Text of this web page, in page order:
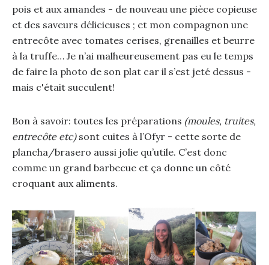
pois et aux amandes - de nouveau une pièce copieuse
et des saveurs délicieuses ; et mon compagnon une
entrecôte avec tomates cerises, grenailles et beurre
à la truffe… Je n’ai malheureusement pas eu le temps
de faire la photo de son plat car il s’est jeté dessus -
mais c'était succulent!
Bon à savoir: toutes les préparations (moules, truites,
entrecôte etc)sont cuites à l’Ofyr - cette sorte de
plancha/brasero aussi jolie qu’utile. C’est donc
comme un grand barbecue et ça donne un côté
croquant aux aliments.